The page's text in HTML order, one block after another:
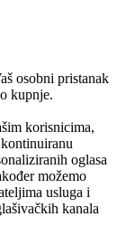
osobni pristanak
kupnje.
korisnicima,
oglasa
možemo
usluga i
kanala